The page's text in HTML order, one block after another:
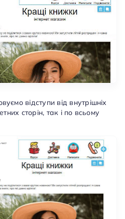
відступи від внутрішніх
сторін, так і по всьому